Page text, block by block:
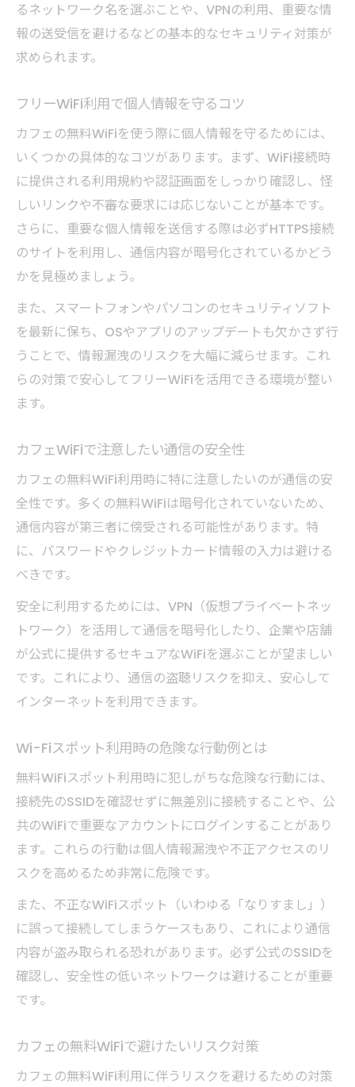
るネットワーク名を選ぶことや、VPNの利用、重要な情
報の送受信を避けるなどの基本的なセキュリティ対策が
求められます。
フリーWiFi利用で個人情報を守るコツ
カフェの無料WiFiを使う際に個人情報を守るためには、
いくつかの具体的なコツがあります。まず、WiFi接続時
に提供される利用規約や認証画面をしっかり確認し、怪
しいリンクや不審な要求には応じないことが基本です。
さらに、重要な個人情報を送信する際は必ずHTTPS接続
のサイトを利用し、通信内容が暗号化されているかどう
かを見極めましょう。
また、スマートフォンやパソコンのセキュリティソフト
を最新に保ち、OSやアプリのアップデートも欠かさず行
うことで、情報漏洩のリスクを大幅に減らせます。これ
らの対策で安心してフリーWiFiを活用できる環境が整い
ます。
カフェWiFiで注意したい通信の安全性
カフェの無料WiFi利用時に特に注意したいのが通信の安
全性です。多くの無料WiFiは暗号化されていないため、
通信内容が第三者に傍受される可能性があります。特
に、パスワードやクレジットカード情報の入力は避ける
べきです。
安全に利用するためには、VPN（仮想プライベートネッ
トワーク）を活用して通信を暗号化したり、企業や店舗
が公式に提供するセキュアなWiFiを選ぶことが望ましい
です。これにより、通信の盗聴リスクを抑え、安心して
インターネットを利用できます。
Wi-Fiスポット利用時の危険な行動例とは
無料WiFiスポット利用時に犯しがちな危険な行動には、
接続先のSSIDを確認せずに無差別に接続することや、公
共のWiFiで重要なアカウントにログインすることがあり
ます。これらの行動は個人情報漏洩や不正アクセスのリ
スクを高めるため非常に危険です。
また、不正なWiFiスポット（いわゆる「なりすまし」）
に誤って接続してしまうケースもあり、これにより通信
内容が盗み取られる恐れがあります。必ず公式のSSIDを
確認し、安全性の低いネットワークは避けることが重要
です。
カフェの無料WiFiで避けたいリスク対策
カフェの無料WiFi利用に伴うリスクを避けるための対策